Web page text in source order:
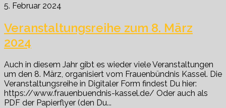
5. Februar 2024
Veranstaltungsreihe zum 8. März
2024
Auch in diesem Jahr gibt es wieder viele Veranstaltungen
um den 8. März, organisiert vom Frauenbündnis Kassel. Die
Veranstaltungsreihe in Digitaler Form findest Du hier:
https://www.frauenbuendnis-kassel.de/ Oder auch als
PDF der Papierflyer (den Du...